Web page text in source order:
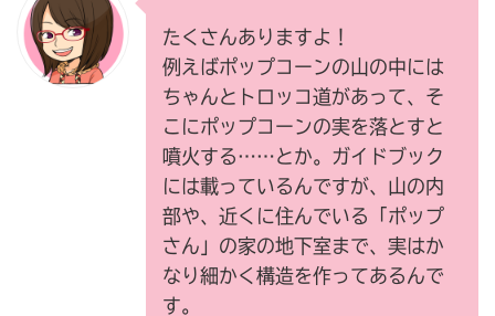
たくさんありますよ！
例えばポップコーンの山の中には
ちゃんとトロッコ道があって、そ
こにポップコーンの実を落とすと
噴火する……とか。ガイドブック
には載っているんですが、山の内
部や、近くに住んでいる「ポップ
さん」の家の地下室まで、実はか
なり細かく構造を作ってあるんで
す。